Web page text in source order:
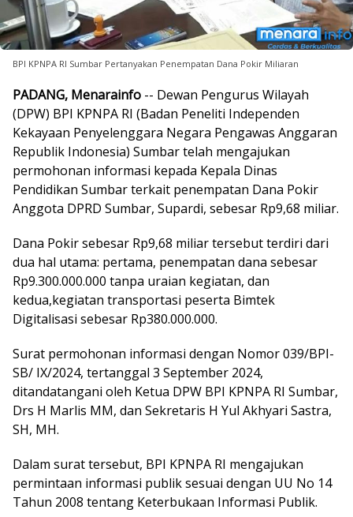
BPI KPNPA RI Sumbar Pertanyakan Penempatan Dana Pokir Miliaran
PADANG, Menarainfo -- Dewan Pengurus Wilayah
(DPW) BPI KPNPA RI (Badan Peneliti Independen
Kekayaan Penyelenggara Negara Pengawas Anggaran
Republik Indonesia) Sumbar telah mengajukan
permohonan informasi kepada Kepala Dinas
Pendidikan Sumbar terkait penempatan Dana Pokir
Anggota DPRD Sumbar, Supardi, sebesar Rp9,68 miliar.
Dana Pokir sebesar Rp9,68 miliar tersebut terdiri dari
dua hal utama: pertama, penempatan dana sebesar
Rp9.300.000.000 tanpa uraian kegiatan, dan
kedua,kegiatan transportasi peserta Bimtek
Digitalisasi sebesar Rp380.000.000.
Surat permohonan informasi dengan Nomor 039/BPI-
SB/ IX/2024, tertanggal 3 September 2024,
ditandatangani oleh Ketua DPW BPI KPNPA RI Sumbar,
Drs H Marlis MM, dan Sekretaris H Yul Akhyari Sastra,
SH, MH.
Dalam surat tersebut, BPI KPNPA RI mengajukan
permintaan informasi publik sesuai dengan UU No 14
Tahun 2008 tentang Keterbukaan Informasi Publik.